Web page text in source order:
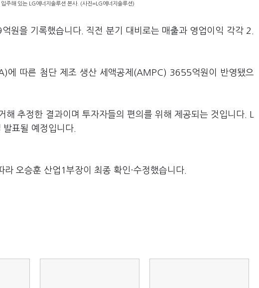
주해 있는 LG에너지솔루션 본사. (사진=LG에너지솔루션)
을 기록했습니다. 직전 분기 대비로는 매출과 영업이익 각각 2.
에 따른 첨단 제조 생산 세액공제(AMPC) 3655억원이 반영됐으
해 추정한 결과이며 투자자들의 편의를 위해 제공되는 것입니다. L
표될 예정입니다.
오승훈 산업1부장이 최종 확인·수정했습니다.